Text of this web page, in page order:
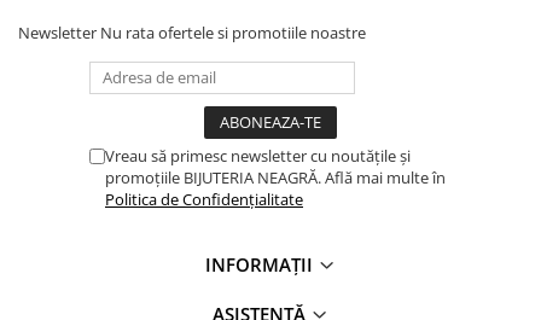
Newsletter Nu rata ofertele si promotiile noastre
Vreau să primesc newsletter cu noutățile și
promoțiile BIJUTERIA NEAGRĂ. Află mai multe în
Politica de Confidențialitate
INFORMAȚII
ASISTENȚĂ